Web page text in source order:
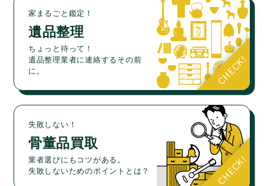
家まるごと鑑定！
遺品整理
ちょっと待って！
遺品整理業者に連絡するその前
に。
失敗しない！
骨董品買取
業者選びにもコツがある。
失敗しないためのポイントとは？